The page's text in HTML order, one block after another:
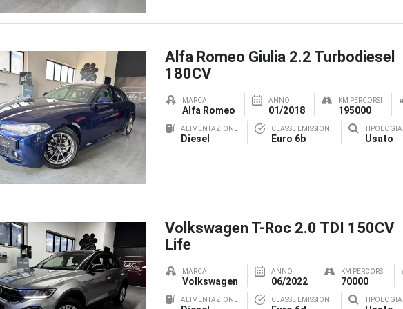
Alfa Romeo Giulia 2.2 Turbodiesel
180CV
MARCA
Alfa Romeo
ANNO
01/2018
KM PERCORSI
195000
ALIMENTAZIONE
Diesel
CLASSE EMISSIONI
Euro 6b
TIPOLOGIA
Usato
Volkswagen T-Roc 2.0 TDI 150CV
Life
MARCA
Volkswagen
ANNO
06/2022
KM PERCORSI
70000
ALIMENTAZIONE CLASSE EMISSIONI TIPOLOGIA